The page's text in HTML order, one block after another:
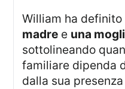
William ha
madre e una
sottolineando
familiare dipenda
dalla sua